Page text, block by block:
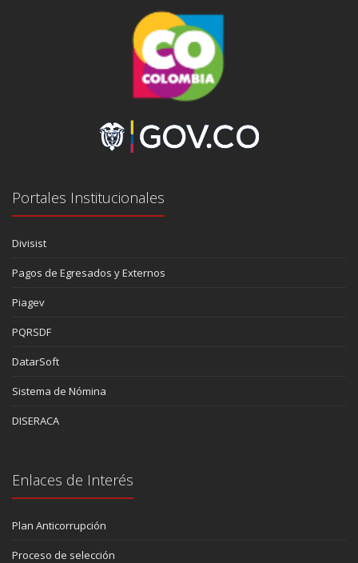
Portales Institucionales
Divisist
Pagos de Egresados y Externos
Piagev
PQRSDF
DatarSoft
Sistema de Nómina
DISERACA
Enlaces de Interés
Plan Anticorrupción
Proceso de selección